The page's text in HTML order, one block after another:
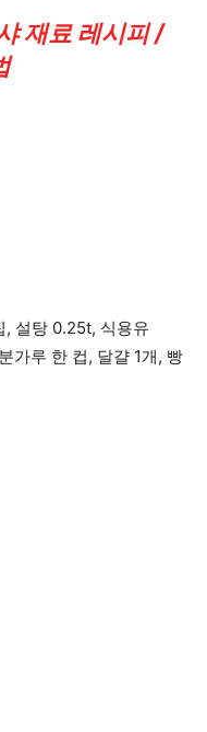
재료 레시피 /
, 설탕 0.25t, 식용유
가루 한 컵, 달걀 1개, 빵